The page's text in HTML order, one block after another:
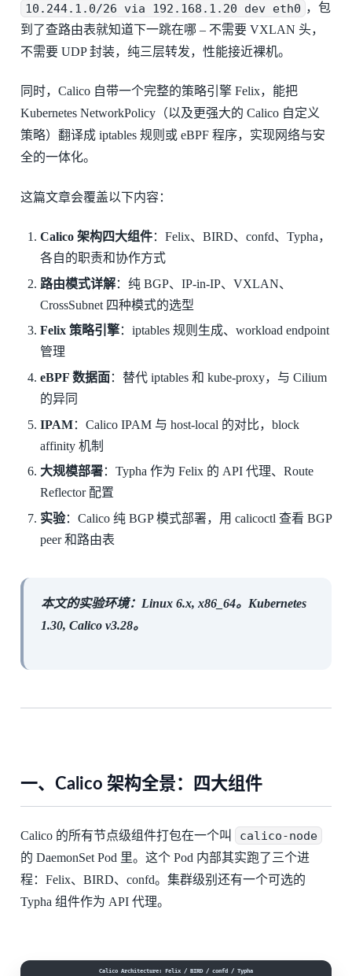
10.244.1.0/26 via 192.168.1.20 dev eth0 ，包
到了查路由表就知道下一跳在哪 – 不需要 VXLAN 头，
不需要 UDP 封装，纯三层转发，性能接近裸机。
同时，Calico 自带一个完整的策略引擎 Felix，能把
Kubernetes NetworkPolicy（以及更强大的 Calico 自定义
策略）翻译成 iptables 规则或 eBPF 程序，实现网络与安
全的一体化。
这篇文章会覆盖以下内容：
Calico 架构四大组件：Felix、BIRD、confd、Typha，
各自的职责和协作方式
路由模式详解：纯 BGP、IP-in-IP、VXLAN、
CrossSubnet 四种模式的选型
Felix 策略引擎：iptables 规则生成、workload endpoint
管理
eBPF 数据面：替代 iptables 和 kube-proxy，与 Cilium
的异同
IPAM：Calico IPAM 与 host-local 的对比，block
affinity 机制
大规模部署：Typha 作为 Felix 的 API 代理、Route
Reflector 配置
实验：Calico 纯 BGP 模式部署，用 calicoctl 查看 BGP
peer 和路由表
本文的实验环境：Linux 6.x, x86_64。Kubernetes
1.30, Calico v3.28。
一、Calico 架构全景：四大组件
Calico 的所有节点级组件打包在一个叫 calico-node
的 DaemonSet Pod 里。这个 Pod 内部其实跑了三个进
程：Felix、BIRD、confd。集群级别还有一个可选的
Typha 组件作为 API 代理。